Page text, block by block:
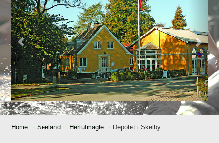
Home Seeland Herlufmagle Depotet i Skelby